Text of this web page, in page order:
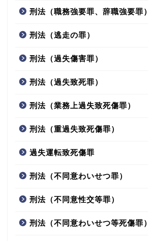
刑法（職務強要罪、辞職強要罪）
刑法（逃走の罪）
刑法（過失傷害罪）
刑法（過失致死罪）
刑法（業務上過失致死傷罪）
刑法（重過失致死傷罪）
過失運転致死傷罪
刑法（不同意わいせつ罪）
刑法（不同意性交等罪）
刑法（不同意わいせつ等死傷罪）